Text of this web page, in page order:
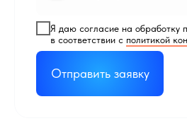
Я даю согласие на обработку
в соответствии с политикой
Отправить заявку